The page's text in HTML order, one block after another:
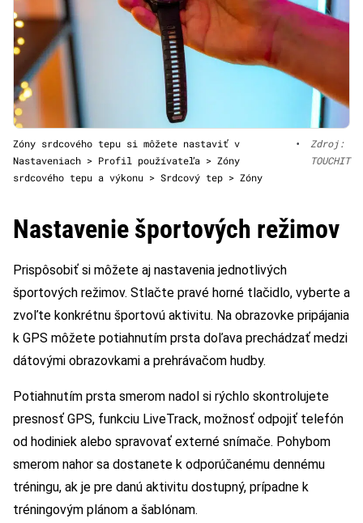
Zóny srdcového tepu si môžete nastaviť v
Nastaveniach > Profil používateľa > Zóny
srdcového tepu a výkonu > Srdcový tep > Zóny
•
Zdroj:
TOUCHIT
Nastavenie športových režimov
Prispôsobiť si môžete aj nastavenia jednotlivých
športových režimov. Stlačte pravé horné tlačidlo, vyberte a
zvoľte konkrétnu športovú aktivitu. Na obrazovke pripájania
k GPS môžete potiahnutím prsta doľava prechádzať medzi
dátovými obrazovkami a prehrávačom hudby.
Potiahnutím prsta smerom nadol si rýchlo skontrolujete
presnosť GPS, funkciu LiveTrack, možnosť odpojiť telefón
od hodiniek alebo spravovať externé snímače. Pohybom
smerom nahor sa dostanete k odporúčanému dennému
tréningu, ak je pre danú aktivitu dostupný, prípadne k
tréningovým plánom a šablónam.